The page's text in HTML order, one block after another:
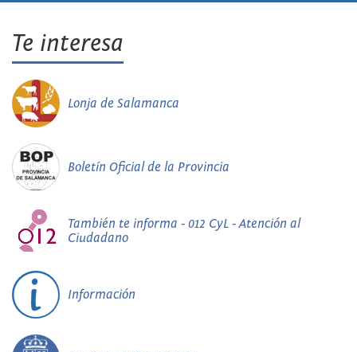
Te interesa
Lonja de Salamanca
Boletín Oficial de la Provincia
También te informa - 012 CyL - Atención al
Ciudadano
Información